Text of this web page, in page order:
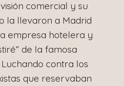
comercial y su
la llevaron a Madrid
empresa hotelera y
de la famosa
contra los
que reservaban